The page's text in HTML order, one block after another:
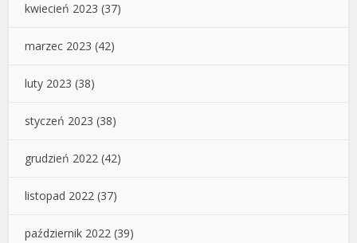
kwiecień 2023 (37)
marzec 2023 (42)
luty 2023 (38)
styczeń 2023 (38)
grudzień 2022 (42)
listopad 2022 (37)
październik 2022 (39)